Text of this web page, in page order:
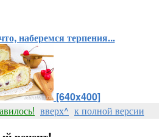
наберемся терпения...
[640x400]
вверх^ к полной версии